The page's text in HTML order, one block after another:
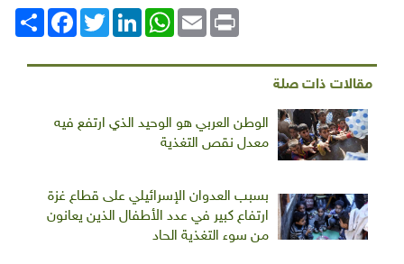
انشر
FacebookTwitterLinkedIn
WhatsAppEmail Print
مقالات ذات صلة
الوطن العربي هو الوحيد الذي ارتفع فيه
معدل نقص التغذية
بسبب العدوان الإسرائيلي على قطاع غزة
ارتفاع كبير في عدد الأطفال الذين يعانون
من سوء التغذية الحاد